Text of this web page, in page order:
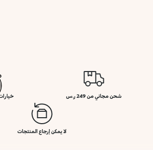
شحن مجاني من 249 ر.س
لا يمكن إرجاع المنتجات